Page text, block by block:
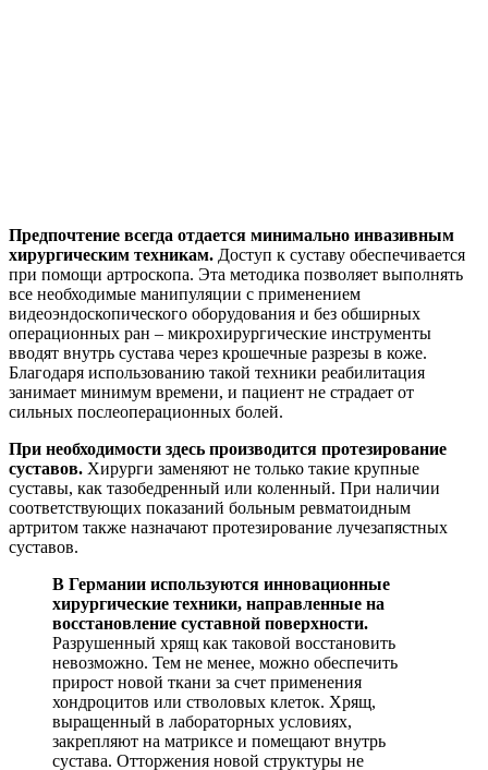
Предпочтение всегда отдается минимально инвазивным
хирургическим техникам. Доступ к суставу обеспечивается
при помощи артроскопа. Эта методика позволяет выполнять
все необходимые манипуляции с применением
видеоэндоскопического оборудования и без обширных
операционных ран – микрохирургические инструменты
вводят внутрь сустава через крошечные разрезы в коже.
Благодаря использованию такой техники реабилитация
занимает минимум времени, и пациент не страдает от
сильных послеоперационных болей.
При необходимости здесь производится протезирование
суставов. Хирурги заменяют не только такие крупные
суставы, как тазобедренный или коленный. При наличии
соответствующих показаний больным ревматоидным
артритом также назначают протезирование лучезапястных
суставов.
В Германии используются инновационные
хирургические техники, направленные на
восстановление суставной поверхности.
Разрушенный хрящ как таковой восстановить
невозможно. Тем не менее, можно обеспечить
прирост новой ткани за счет применения
хондроцитов или стволовых клеток. Хрящ,
выращенный в лабораторных условиях,
закрепляют на матриксе и помещают внутрь
сустава. Отторжения новой структуры не